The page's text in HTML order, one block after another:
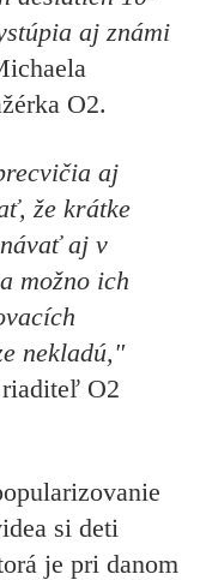
aj známi
O2.
aj
že krátke
aj v
možno ich
nekladú,"
O2
si deti
je pri danom